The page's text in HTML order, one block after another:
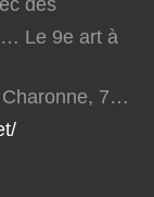
des
Le 9e art à
Paris, France